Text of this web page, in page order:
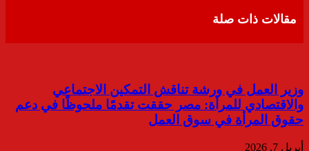
مقالات ذات صلة
وزير العمل في ورشة تناقش التمكين الاجتماعي
والاقتصادي للمرأة: مصر حققت تقدمًا ملحوظًا في دعم
حقوق المرأة في سوق العمل
أبريل 7, 2026